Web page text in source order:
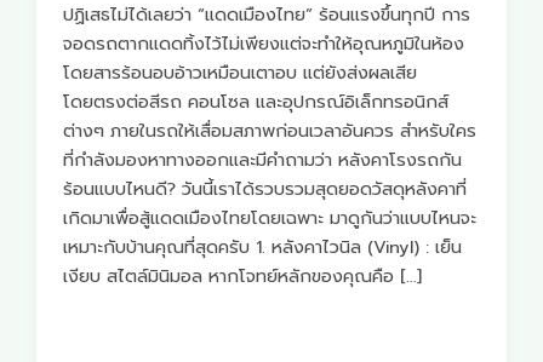
ปฏิเสธไม่ได้เลยว่า “แดดเมืองไทย” ร้อนแรงขึ้นทุกปี การ
จอดรถตากแดดทิ้งไว้ไม่เพียงแต่จะทำให้อุณหภูมิในห้อง
โดยสารร้อนอบอ้าวเหมือนเตาอบ แต่ยังส่งผลเสีย
โดยตรงต่อสีรถ คอนโซล และอุปกรณ์อิเล็กทรอนิกส์
ต่างๆ ภายในรถให้เสื่อมสภาพก่อนเวลาอันควร สำหรับใคร
ที่กำลังมองหาทางออกและมีคำถามว่า หลังคาโรงรถกัน
ร้อนแบบไหนดี? วันนี้เราได้รวบรวมสุดยอดวัสดุหลังคาที่
เกิดมาเพื่อสู้แดดเมืองไทยโดยเฉพาะ มาดูกันว่าแบบไหนจะ
เหมาะกับบ้านคุณที่สุดครับ 1. หลังคาไวนิล (Vinyl) : เย็น
เงียบ สไตล์มินิมอล หากโจทย์หลักของคุณคือ […]